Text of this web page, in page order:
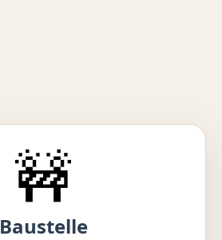
🚧
Baustelle